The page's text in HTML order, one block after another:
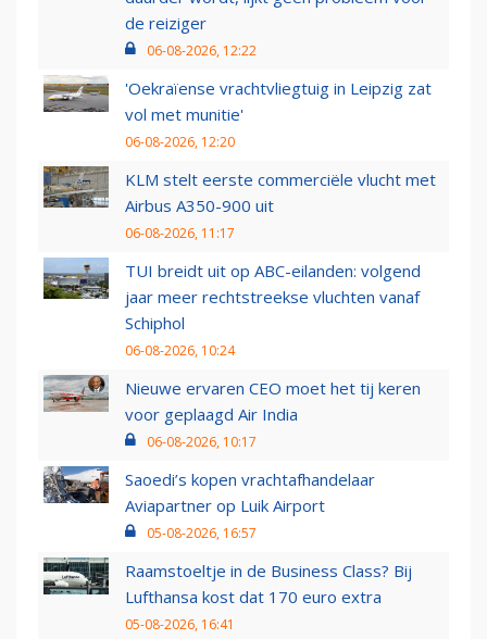
de reiziger
06-08-2026, 12:22
'Oekraïense vrachtvliegtuig in Leipzig zat
vol met munitie'
06-08-2026, 12:20
KLM stelt eerste commerciële vlucht met
Airbus A350-900 uit
06-08-2026, 11:17
TUI breidt uit op ABC-eilanden: volgend
jaar meer rechtstreekse vluchten vanaf
Schiphol
06-08-2026, 10:24
Nieuwe ervaren CEO moet het tij keren
voor geplaagd Air India
06-08-2026, 10:17
Saoedi’s kopen vrachtafhandelaar
Aviapartner op Luik Airport
05-08-2026, 16:57
Raamstoeltje in de Business Class? Bij
Lufthansa kost dat 170 euro extra
05-08-2026, 16:41